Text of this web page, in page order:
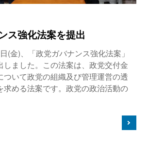
ス強化法案を提出
(金)、「政党ガバナンス強化法案」
しました。この法案は、政党交付金
ついて政党の組織及び管理運営の透
求める法案です。政党の政治活動の